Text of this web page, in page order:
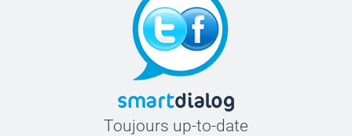
Toujours up-to-date